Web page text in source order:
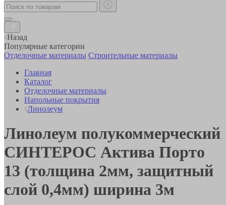
Назад
Популярные категории
Отделочные материалы Строительные материалы
Главная
Каталог
Отделочные материалы
Напольные покрытия
Линолеум
Линолеум полукоммерческий
СИНТЕРОС Актива Порто
13 (толщина 2мм, защитный
слой 0,4мм) ширина 3м